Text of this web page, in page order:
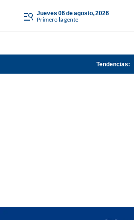
jueves 06 de agosto, 2026
Primero la gente
Tendencias: